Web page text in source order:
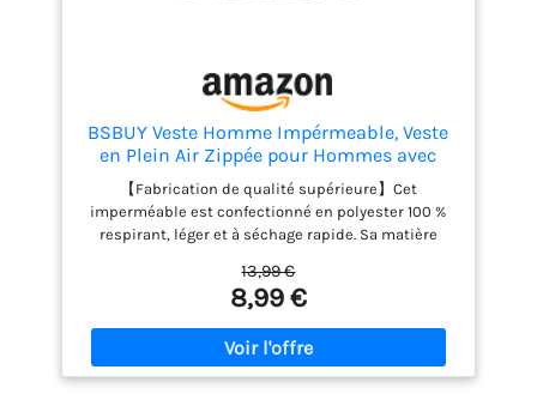
BSBUY Veste Homme Impérmeable, Veste
en Plein Air Zippée pour Hommes avec
Sac, Veste de Randonnée Homme, Veste
Running Course Tactique Travail Légère
pour Sport Cyclisme Voyage, Avec
Poches，Gris, L
【Fabrication de qualité supérieure】Cet
imperméable est confectionné en polyester 100 %
respirant, léger et à séchage rapide. Sa matière
optimal, même en cas d'utilisation prolongée.
【Protection contre les intempéries】Cette veste
imperméable d'extérieur vous protège efficacement
des pluies fines et des bruines (elle n'est pas
adaptée aux fortes averses), vous gardant au sec et
13,99 €
8,99 €